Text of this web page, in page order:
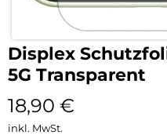
Displex
5G Transparent
18,90 €
inkl. MwSt.